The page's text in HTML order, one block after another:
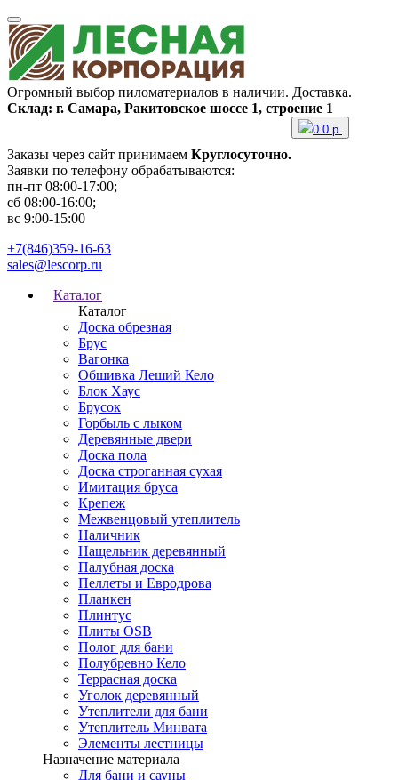
Огромный выбор пиломатериалов в наличии. Доставка.
Склад: г. Самара, Ракитовское шоссе 1, строение 1
Заказы через сайт принимаем Круглосуточно.
Заявки по телефону обрабатываются:
пн-пт 08:00-17:00;
сб 08:00-16:00;
вс 9:00-15:00
0 0 р.
+7(846)359-16-63
sales@lescorp.ru
Каталог
Каталог
Доска обрезная
Брус
Вагонка
Обшивка Леший Кело
Блок Хаус
Брусок
Горбыль с лыком
Деревянные двери
Доска пола
Доска строганная сухая
Имитация бруса
Крепеж
Межвенцовый утеплитель
Наличник
Нащельник деревянный
Палубная доска
Пеллеты и Евродрова
Планкен
Плинтус
Плиты OSB
Полог для бани
Полубревно Кело
Террасная доска
Уголок деревянный
Утеплители для бани
Утеплитель Минвата
Элементы лестницы
Назначение материала
Для бани и сауны